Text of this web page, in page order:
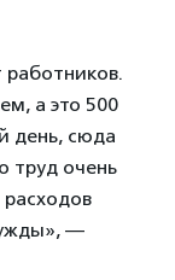
работников.
а это 500
день, сюда
труд очень
—